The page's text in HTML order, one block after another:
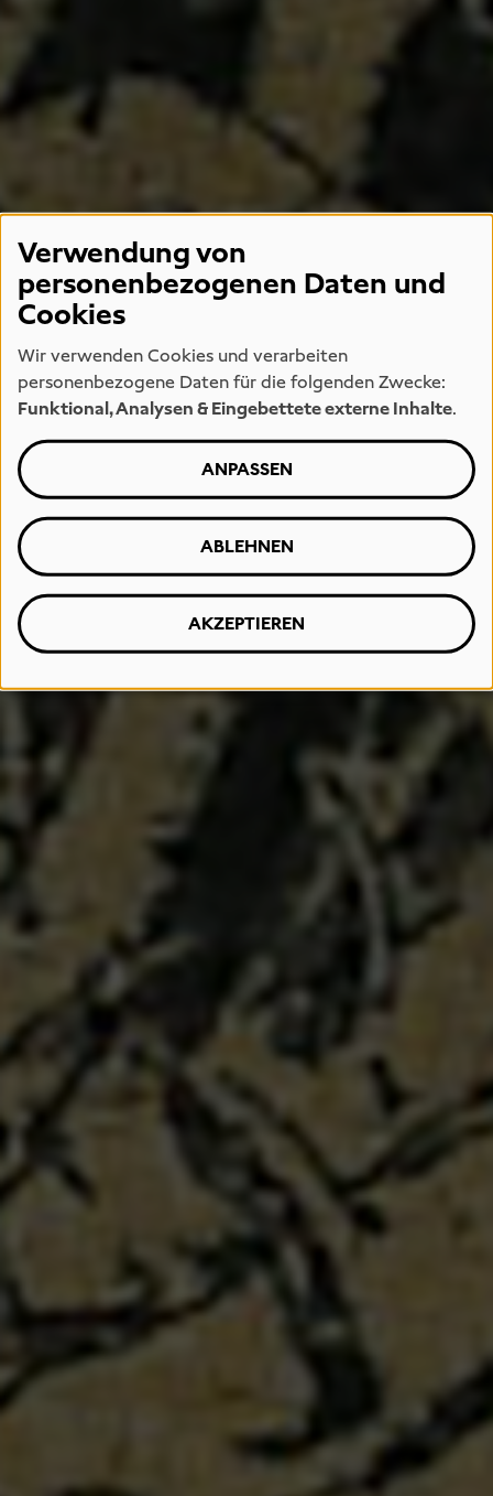
Verwendung von
personenbezogenen Daten und
Cookies
Wir verwenden Cookies und verarbeiten
personenbezogene Daten für die folgenden Zwecke:
Funktional, Analysen & Eingebettete externe Inhalte.
ANPASSEN
ABLEHNEN
AKZEPTIEREN